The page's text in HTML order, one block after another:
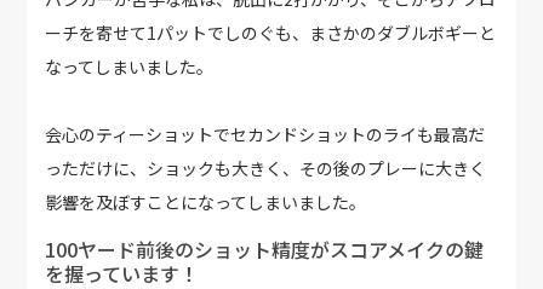
ーチを寄せて1パットでしのぐも、まさかのダブルボギーと
なってしまいました。
会心のティーショットでセカンドショットのライも最高だ
っただけに、ショックも大きく、その後のプレーに大きく
影響を及ぼすことになってしまいました。
100ヤード前後のショット精度がスコアメイクの鍵
を握っています！